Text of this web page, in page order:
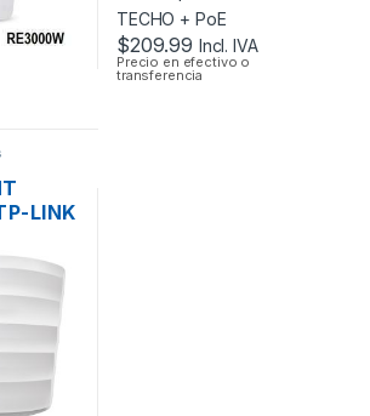
$209.99 Incl. IVA
Precio en efectivo o
transferencia
LINK